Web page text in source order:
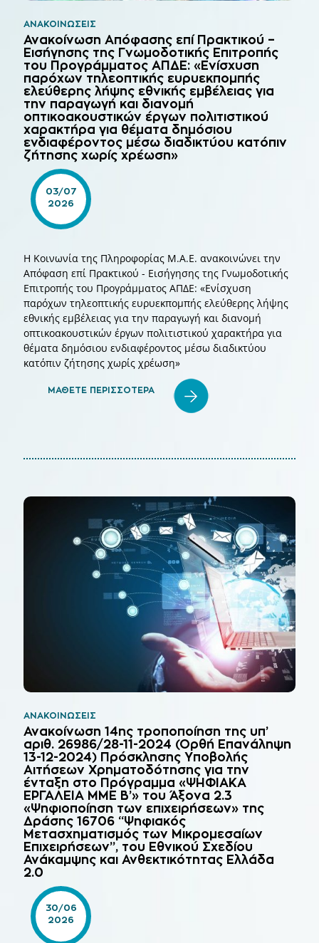
ΑΝΑΚΟΙΝΏΣΕΙΣ
Ανακοίνωση Απόφασης επί Πρακτικού –
Εισήγησης της Γνωμοδοτικής Επιτροπής
του Προγράμματος ΑΠΔΕ: «Ενίσχυση
παρόχων τηλεοπτικής ευρυεκπομπής
ελεύθερης λήψης εθνικής εμβέλειας για
την παραγωγή και διανομή
οπτικοακουστικών έργων πολιτιστικού
χαρακτήρα για θέματα δημόσιου
ενδιαφέροντος μέσω διαδικτύου κατόπιν
ζήτησης χωρίς χρέωση»
03/07
2026
Η Κοινωνία της Πληροφορίας Μ.Α.Ε. ανακοινώνει την
Απόφαση επί Πρακτικού - Εισήγησης της Γνωμοδοτικής
Επιτροπής του Προγράμματος ΑΠΔΕ: «Ενίσχυση
παρόχων τηλεοπτικής ευρυεκπομπής ελεύθερης λήψης
εθνικής εμβέλειας για την παραγωγή και διανομή
οπτικοακουστικών έργων πολιτιστικού χαρακτήρα για
θέματα δημόσιου ενδιαφέροντος μέσω διαδικτύου
κατόπιν ζήτησης χωρίς χρέωση»
ΜΑΘΕΤΕ ΠΕΡΙΣΣΟΤΕΡΑ
ΑΝΑΚΟΙΝΏΣΕΙΣ
Ανακοίνωση 14ης τροποποίηση της υπ’
αριθ. 26986/28-11-2024 (Ορθή Επανάληψη
13-12-2024) Πρόσκλησης Υποβολής
Αιτήσεων Χρηματοδότησης για την
ένταξη στο Πρόγραμμα «ΨΗΦΙΑΚΑ
ΕΡΓΑΛΕΙΑ ΜΜΕ Β’» του Άξονα 2.3
«Ψηφιοποίηση των επιχειρήσεων» της
Δράσης 16706 “Ψηφιακός
Μετασχηματισμός των Μικρομεσαίων
Επιχειρήσεων”, του Εθνικού Σχεδίου
Ανάκαμψης και Ανθεκτικότητας Ελλάδα
2.0
30/06
2026